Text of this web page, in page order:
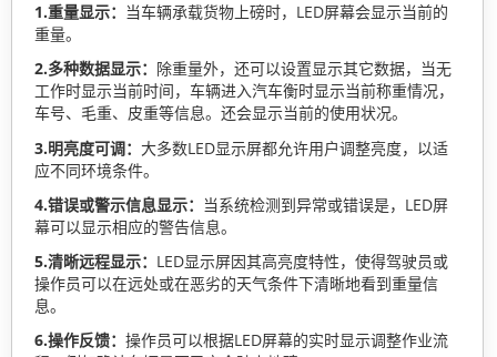
1.重量显示： 当车辆承载货物上磅时，LED屏幕会显示当前的
重量。
2.多种数据显示： 除重量外，还可以设置显示其它数据，当无
工作时显示当前时间，车辆进入汽车衡时显示当前称重情况，
车号、毛重、皮重等信息。还会显示当前的使用状况。
3.明亮度可调： 大多数LED显示屏都允许用户调整亮度，以适
应不同环境条件。
4.错误或警示信息显示： 当系统检测到异常或错误是，LED屏
幕可以显示相应的警告信息。
5.清晰远程显示： LED显示屏因其高亮度特性，使得驾驶员或
操作员可以在远处或在恶劣的天气条件下清晰地看到重量信
息。
6.操作反馈： 操作员可以根据LED屏幕的实时显示调整作业流